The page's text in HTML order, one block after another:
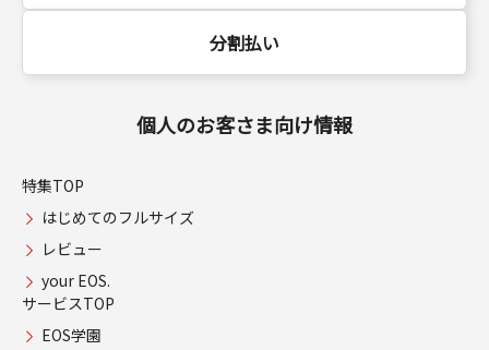
分割払い
個人のお客さま向け情報
特集TOP
はじめてのフルサイズ
レビュー
your EOS.
サービスTOP
EOS学園